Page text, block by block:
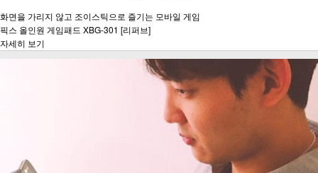
화면을 가리지 않고 조이스틱으로 즐기는 모바일 게임
픽스 올인원 게임패드 XBG-301 [리퍼브]
자세히 보기